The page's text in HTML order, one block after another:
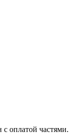
оплатой частями.